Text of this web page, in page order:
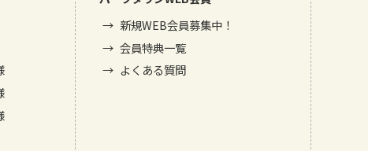
新規WEB会員募集中！
会員特典一覧
よくある質問